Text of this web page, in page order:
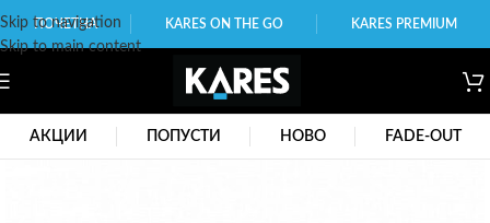
Skip to navigation
Skip to main content
ПОЧЕТНА KARES ON THE GO KARES PREMIUM
АКЦИИ ПОПУСТИ НОВО FADE-OUT